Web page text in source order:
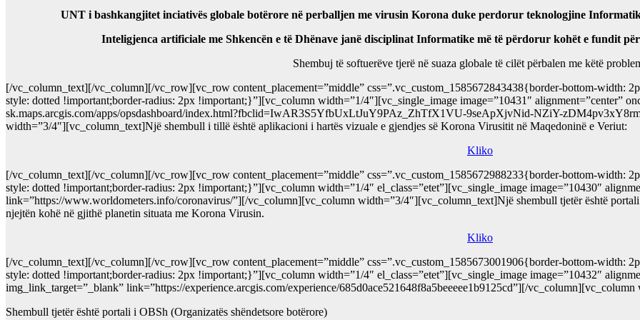
UNT i bashkangjitet inciativës globale botërore në perballjen me virusin Korona duke perdorur teknologjine
Inteligjenca artificiale me Shkencën e të Dhënave janë disciplinat Informatike më të përdorur kohët e fundit
Shembuj të softuerëve tjerë në suaza globale të cilët përbalen me këtë
[/vc_column_text][/vc_column][/vc_row][vc_row content_placement=”middle” css=”.vc_custom_1585672843438{border-bottom-width:
style: dotted !important;border-radius: 2px !important;}”][vc_column width=”1/4″][vc_single_image image=”10431″ alignment=”center”
sk.maps.arcgis.com/apps/opsdashboard/index.html?fbclid=IwAR3S5YfbUxLtJuY9PAz_ZhTfX1VU-9seApXjvNid-NZiY-
width=”3/4″][vc_column_text]Një shembull i tillë është aplikacioni i hartës vizuale e gjendjes së Korona Virusitit në Maqedoninë e Veriut:
Kliko
[/vc_column_text][/vc_column][/vc_row][vc_row content_placement=”middle” css=”.vc_custom_1585672988233{border-bottom-width:
style: dotted !important;border-radius: 2px !important;}”][vc_column width=”1/4″ el_class=”etet”][vc_single_image image=”10430″
link=”https://www.worldometers.info/coronavirus/”][/vc_column][vc_column width=”3/4″][vc_column_text]Një shembull tjetër është
njejtën kohë në gjithë planetin situata me Korona Virusin.
Kliko
[/vc_column_text][/vc_column][/vc_row][vc_row content_placement=”middle” css=”.vc_custom_1585673001906{border-bottom-width:
style: dotted !important;border-radius: 2px !important;}”][vc_column width=”1/4″ el_class=”etet”][vc_single_image image=”10432″
img_link_target=”_blank” link=”https://experience.arcgis.com/experience/685d0ace521648f8a5beeeee1b9125cd”][/
Shembull tjetër është portali i OBSh (Organizatës shëndetsore botërore)